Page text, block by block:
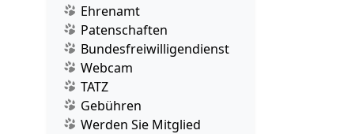
Ehrenamt
Patenschaften
Bundesfreiwilligendienst
Webcam
TATZ
Gebühren
Werden Sie Mitglied